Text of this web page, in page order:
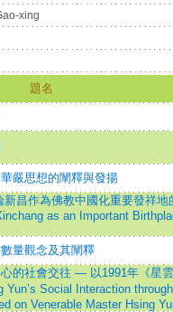
xing
題名
嚴思想的闡釋與發揚
昌作為佛教中國化重要發祥地
as an Important
量觀念及其闡釋
的社會交往 — 以1991年《星
Yun’s Social Interaction
on Venerable Master Hsing